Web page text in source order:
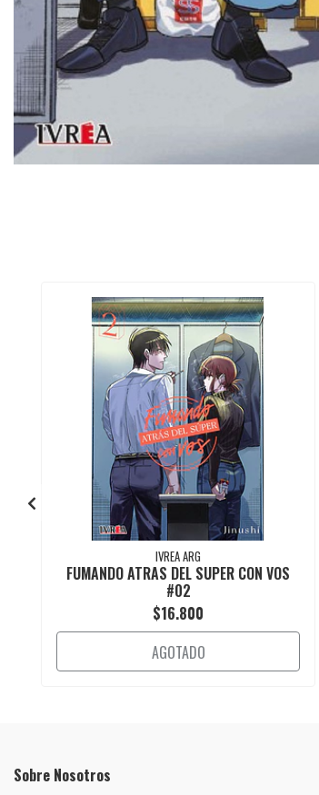
IVREA ARG
FUMANDO ATRAS DEL SUPER CON VOS
#02
$16.800
AGOTADO
Sobre Nosotros